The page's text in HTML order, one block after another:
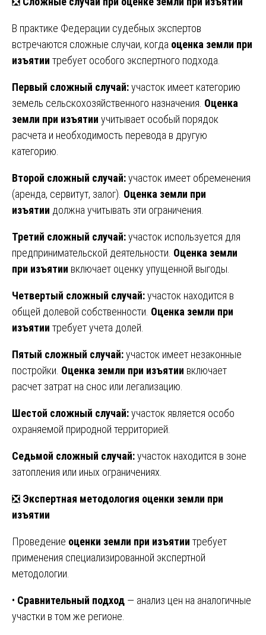
В практике Федерации судебных экспертов
встречаются сложные случаи, когда оценка земли при
изъятии требует особого экспертного подхода.
Первый сложный случай:участок имеет категорию
земель сельскохозяйственного назначения. Оценка
земли при изъятии учитывает особый порядок
расчета и необходимость перевода в другую
категорию.
Второй сложный случай:участок имеет обременения
(аренда, сервитут, залог). Оценка земли при
изъятии должна учитывать эти ограничения.
Третий сложный случай:участок используется для
предпринимательской деятельности. Оценка земли
при изъятии включает оценку упущенной выгоды.
Четвертый сложный случай:участок находится в
общей долевой собственности. Оценка земли при
изъятии требует учета долей.
Пятый сложный случай:участок имеет незаконные
постройки. Оценка земли при изъятии включает
расчет затрат на снос или легализацию.
Шестой сложный случай:участок является особо
охраняемой природной территорией.
Седьмой сложный случай:участок находится в зоне
затопления или иных ограничениях.
❎ Экспертная методология оценки земли при
изъятии
Проведение оценки земли при изъятии требует
применения специализированной экспертной
методологии.
• Сравнительный подход — анализ цен на аналогичные
участки в том же регионе.